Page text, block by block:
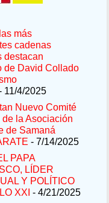
más
cadenas
destacan
de David Collado
11/4/2025
Nuevo Comité
de la Asociación
de Samaná
- 7/14/2025
PAPA
LÍDER
Y POLÍTICO
XXI - 4/21/2025